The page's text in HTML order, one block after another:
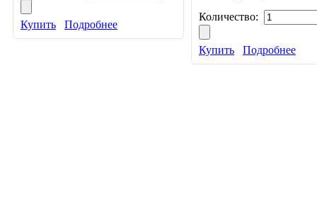
Купить Подробнее
Количество:
Купить Подробнее